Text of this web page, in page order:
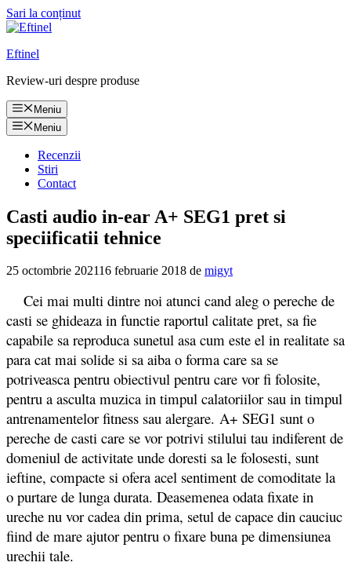
Sari la conținut
Eftinel
Review-uri despre produse
Meniu
Meniu
Recenzii
Stiri
Contact
Casti audio in-ear A+ SEG1 pret si
speciificatii tehnice
25 octombrie 202116 februarie 2018 de migyt
Cei mai multi dintre noi atunci cand aleg o pereche de
casti se ghideaza in functie raportul calitate pret, sa fie
capabile sa reproduca sunetul asa cum este el in realitate sa
para cat mai solide si sa aiba o forma care sa se
potriveasca pentru obiectivul pentru care vor fi folosite,
pentru a asculta muzica in timpul calatoriilor sau in timpul
antrenamentelor fitness sau alergare. A+ SEG1 sunt o
pereche de casti care se vor potrivi stilului tau indiferent de
domeniul de activitate unde doresti sa le folosesti, sunt
ieftine, compacte si ofera acel sentiment de comoditate la
o purtare de lunga durata. Deasemenea odata fixate in
ureche nu vor cadea din prima, setul de capace din cauciuc
fiind de mare ajutor pentru o fixare buna pe dimensiunea
urechii tale.